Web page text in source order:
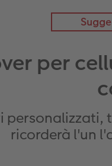
per
ricorderà l'un